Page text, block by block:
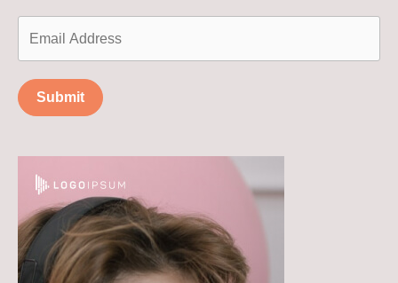
Submit